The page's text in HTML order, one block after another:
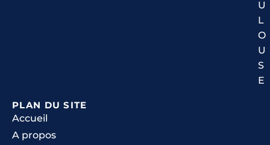
U
L
O
U
S
E
PLAN DU SITE
Accueil
A propos